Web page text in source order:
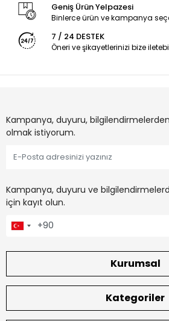
Geniş Ürün Yelpazesi
Binlerce ürün ve kampanya
7 / 24 DESTEK
Öneri ve şikayetlerinizi bize
Kampanya, duyuru,
olmak istiyorum.
Kampanya, duyuru ve
için kayıt olun.
Kurumsal
Kategoriler